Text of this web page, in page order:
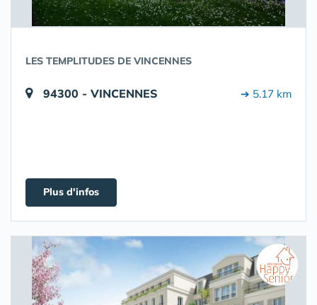
LES TEMPLITUDES DE VINCENNES
94300 - VINCENNES ➔ 5.17 km
Plus d'infos